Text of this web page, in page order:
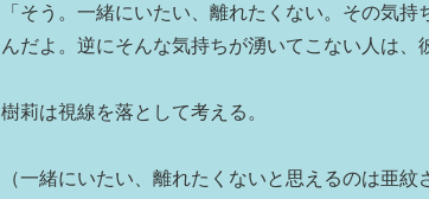
「そう。一緒にいたい、離れたくない。その気
んだよ。逆にそんな気持ちが湧いてこない人は、
樹莉は視線を落として考える。
（一緒にいたい、離れたくないと思えるのは亜